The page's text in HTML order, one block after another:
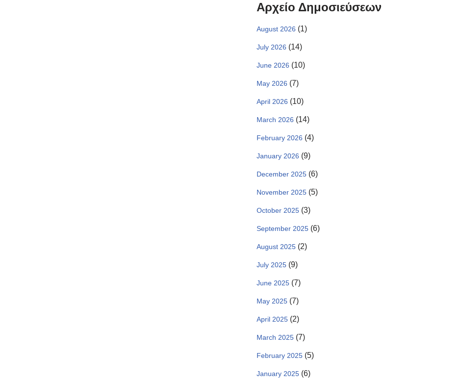
Αρχείο Δημοσιεύσεων
August 2026 (1)
July 2026 (14)
June 2026 (10)
May 2026 (7)
April 2026 (10)
March 2026 (14)
February 2026 (4)
January 2026 (9)
December 2025 (6)
November 2025 (5)
October 2025 (3)
September 2025 (6)
August 2025 (2)
July 2025 (9)
June 2025 (7)
May 2025 (7)
April 2025 (2)
March 2025 (7)
February 2025 (5)
January 2025 (6)